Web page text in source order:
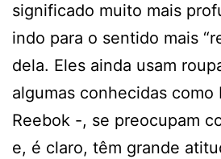
significado muito mais
indo para o sentido mais
dela. Eles ainda usam
algumas conhecidas
Reebok -, se preocupam
e, é claro, têm grande